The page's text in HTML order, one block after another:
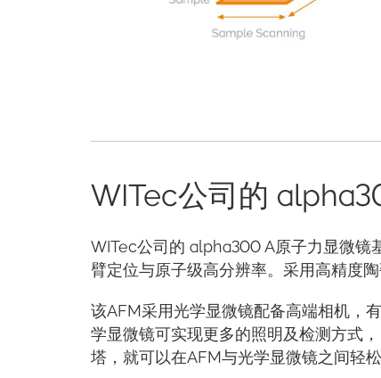
WITec公司的
WITec公司的 alpha300 A原子力显微镜
臂定位与原子级高分辨率。采用高精度
该AFM采用光学显微镜配备高端相机，
学显微镜可实现更多的照明及检测方式
塔，就可以在AFM与光学显微镜之间轻